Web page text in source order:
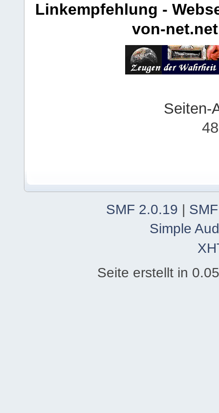
Linkempfehlung -
von-net.net
Seiten-
SMF 2.0.19 |
Simple
Seite erstellt in